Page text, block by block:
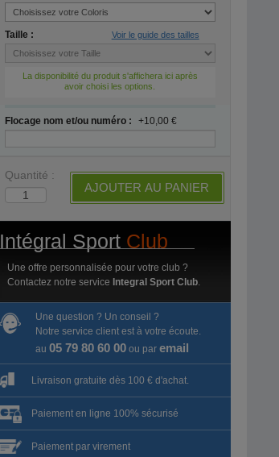
Taille : Voir le guide des tailles
La disponibilité du produit s'affichera ici après
avoir choisi les options.
Flocage nom et/ou numéro : +10,00 €
Quantité :
AJOUTER AU PANIER
Intégral Sport Club
Une offre personnalisée pour votre club ?
Contactez notre service Integral Sport Club.
Une question ? Un conseil ?
Notre service client est à votre écoute.
au 05 79 80 60 00ou par email
Livraison gratuite dès 100 € d'achat.
Paiement en ligne 100% sécurisé
Paiement par virement